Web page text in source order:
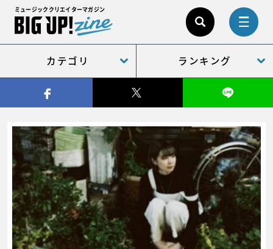
ミュージッククリエイターマガジン
カテゴリ ランキング